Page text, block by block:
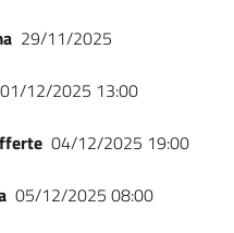
29/11/2025
01/12/2025 13:00
04/12/2025 19:00
05/12/2025 08:00